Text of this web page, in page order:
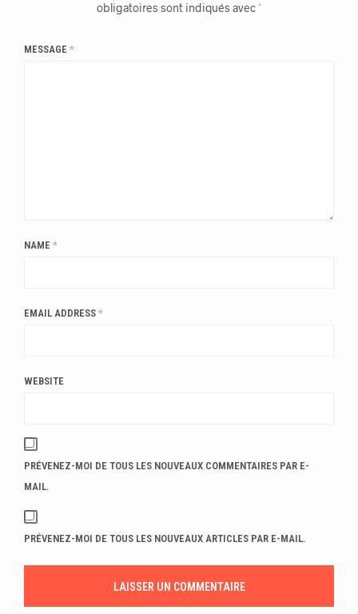
obligatoires sont indiqués avec *
MESSAGE *
NAME *
EMAIL ADDRESS *
WEBSITE
PRÉVENEZ-MOI DE TOUS LES NOUVEAUX COMMENTAIRES PAR E-
MAIL.
PRÉVENEZ-MOI DE TOUS LES NOUVEAUX ARTICLES PAR E-MAIL.